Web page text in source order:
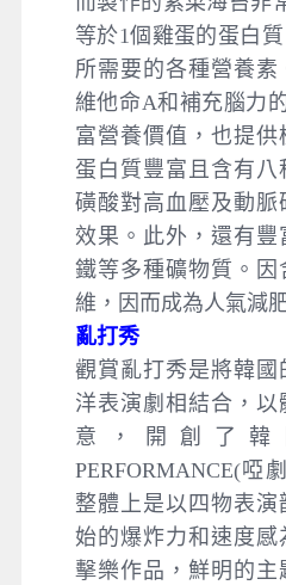
等於1個雞蛋的蛋白
所需要的各種營養
維他命A和補充腦力
富營養價值，也提供
蛋白質豐富且含有八
磺酸對高血壓及動脈
效果。此外，還有豐
鐵等多種礦物質。
維，因而成為人氣減
亂打秀
觀賞亂打秀是將韓國
洋表演劇相結合，
意，開創了韓國
PERFORMANCE(啞
整體上是以四物表
始的爆炸力和速度感
擊樂作品，鮮明的主